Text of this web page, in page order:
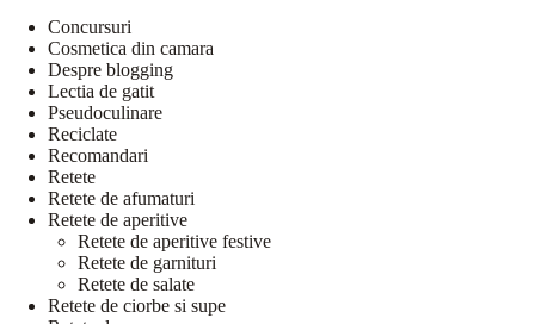
Concursuri
Cosmetica din camara
Despre blogging
Lectia de gatit
Pseudoculinare
Reciclate
Recomandari
Retete
Retete de afumaturi
Retete de aperitive
Retete de aperitive festive
Retete de garnituri
Retete de salate
Retete de ciorbe si supe